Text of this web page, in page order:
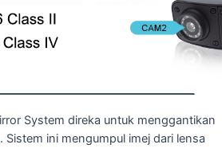
System direka untuk menggantikan
ini mengumpul imej dari lensa